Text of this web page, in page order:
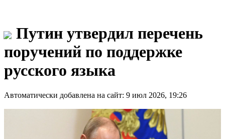
Путин утвердил перечень
поручений по поддержке
русского языка
Автоматически добавлена на сайт: 9 июл 2026, 19:26